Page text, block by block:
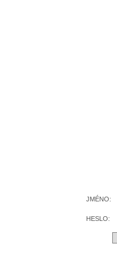
JMÉNO:
HESLO: